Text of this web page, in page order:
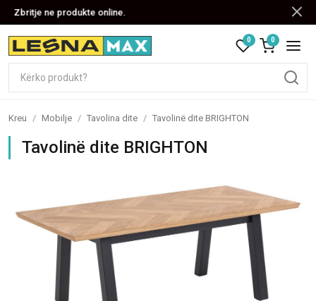
Zbritje ne produkte online.
0 0
Kreu / Mobilje / Tavolina dite / Tavolinë dite BRIGHTON
Tavolinë dite BRIGHTON